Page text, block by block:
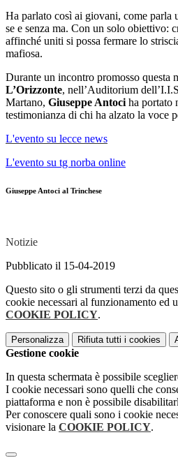
Ha parlato così ai giovani, come parla
se e senza ma. Con un solo obiettivo:
affinché uniti si possa fermare lo
mafiosa.
Durante un incontro promosso questa
L’Orizzonte, nell’Auditorium
Martano, Giuseppe Antoci ha portato
testimonianza di chi ha alzato la voce
L'evento su lecce news
L'evento su tg norba online
Giuseppe Antoci al Trinchese
Notizie
Pubblicato il 15-04-2019
Questo sito o gli strumenti terzi da
cookie necessari al funzionamento ed
COOKIE POLICY.
Personalizza Rifiuta tutti i cookies
Gestione cookie
In questa schermata è possibile
I cookie necessari sono quelli che
piattaforma e non è possibile
Per conoscere quali sono i cookie
visionare la COOKIE POLICY.